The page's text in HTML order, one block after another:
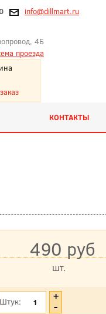
info@dillmart.ru
4Б
проезда
КОНТАКТЫ
490 руб
шт.
Штук: